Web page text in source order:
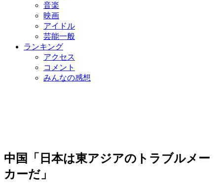
音楽
映画
アイドル
芸能一般
ランキング
アクセス
コメント
みんなの感想
中国「日本は東アジアのトラブルメー
カーだ」